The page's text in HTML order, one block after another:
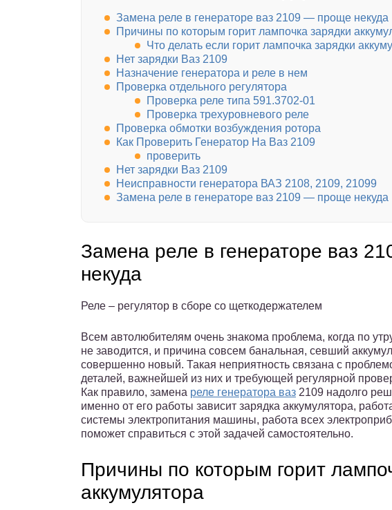
Замена реле в генераторе ваз 2109 — проще некуда
Причины по которым горит лампочка зарядки
Что делать если горит лампочка зарядки
Нет зарядки Ваз 2109
Назначение генератора и реле в нем
Проверка отдельного регулятора
Проверка реле типа 591.3702-01
Проверка трехуровневого реле
Проверка обмотки возбуждения ротора
Как Проверить Генератор На Ваз 2109
проверить
Нет зарядки Ваз 2109
Неисправности генератора ВАЗ 2108, 2109, 21099
Замена реле в генераторе ваз 2109 — проще некуда
Замена реле в генераторе ваз
некуда
Реле – регулятор в сборе со щеткодержателем
Всем автолюбителям очень знакома проблема, когда по
не заводится, и причина совсем банальная, севший
совершенно новый. Такая неприятность связана с
деталей, важнейшей из них и требующей регулярной
Как правило, замена реле генератора ваз 2109 надолго
именно от его работы зависит зарядка аккумулятора,
системы электропитания машины, работа всех
поможет справиться с этой задачей самостоятельно.
Причины по которым горит
аккумулятора